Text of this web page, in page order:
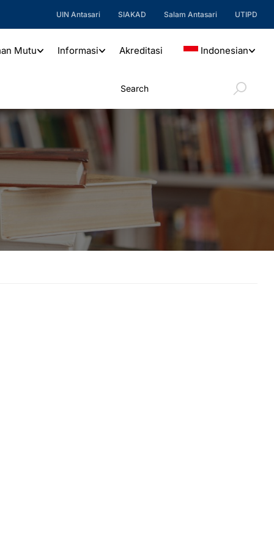
UIN Antasari SIAKAD Salam Antasari UTIPD
Mutu Informasi Akreditasi Indonesian